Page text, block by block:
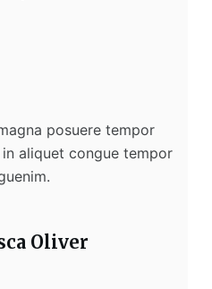
posuere tempor
aliquet congue tempor
Oliver